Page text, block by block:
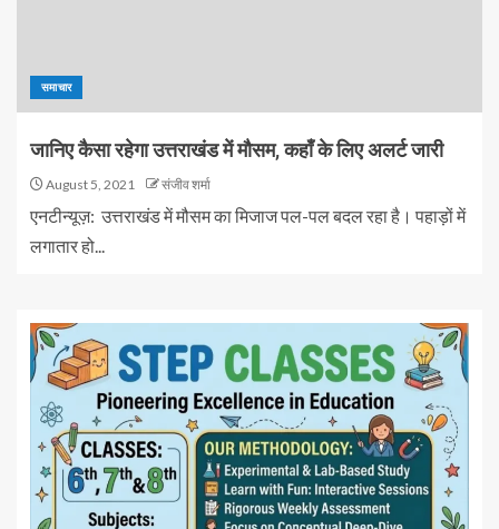
समाचार
जानिए कैसा रहेगा उत्तराखंड में मौसम, कहाँ के लिए अलर्ट जारी
August 5, 2021 संजीव शर्मा
एनटीन्यूज़: उत्तराखंड में मौसम का मिजाज पल-पल बदल रहा है। पहाड़ों में
लगातार हो...